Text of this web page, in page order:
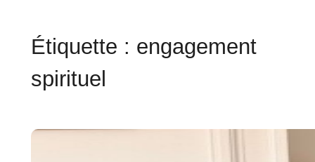
Étiquette : engagement
spirituel